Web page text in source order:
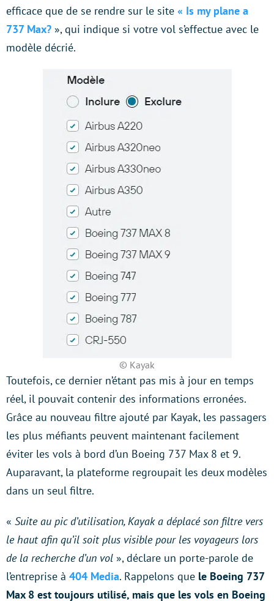
efficace que de se rendre sur le site « Is my plane a
737 Max? », qui indique si votre vol s’effectue avec le
modèle décrié.
© Kayak
Toutefois, ce dernier n’étant pas mis à jour en temps
réel, il pouvait contenir des informations erronées.
Grâce au nouveau filtre ajouté par Kayak, les passagers
les plus méfiants peuvent maintenant facilement
éviter les vols à bord d’un Boeing 737 Max 8 et 9.
Auparavant, la plateforme regroupait les deux modèles
dans un seul filtre.
« Suite au pic d’utilisation, Kayak a déplacé son filtre vers
le haut afin qu’il soit plus visible pour les voyageurs lors
de la recherche d’un vol », déclare un porte-parole de
l’entreprise à 404 Media. Rappelons que le Boeing 737
Max 8 est toujours utilisé, mais que les vols en Boeing